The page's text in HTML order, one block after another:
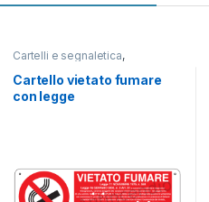
Cartelli e segnaletica,
Cartello vietato fumare
con legge